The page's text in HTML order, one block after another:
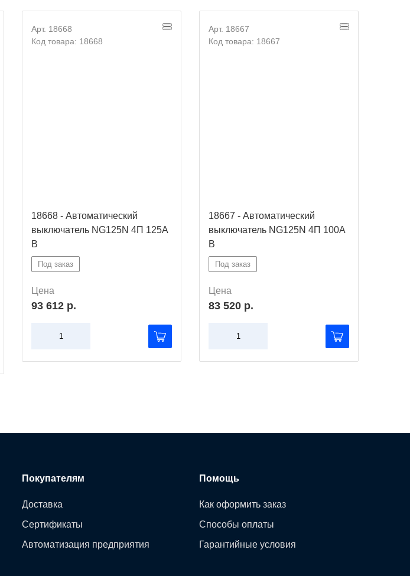
Арт. 18668
Код товара: 18668
18668 - Автоматический
выключатель NG125N 4П 125A
B
Под заказ
Цена
93 612 р.
Арт. 18667
Код товара: 18667
18667 - Автоматический
выключатель NG125N 4П 100A
B
Под заказ
Цена
83 520 р.
Покупателям
Доставка
Сертификаты
Автоматизация предприятия
Помощь
Как оформить заказ
Способы оплаты
Гарантийные условия